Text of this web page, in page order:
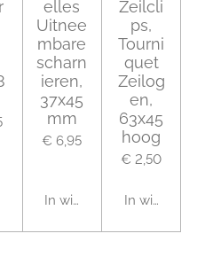
elles
Uitnee
mbare
scharn
ieren,
37x45
mm
€ 6,95
In winkelwagen
Zeilcli
ps,
Tourni
quet
Zeilog
en,
63x45
hoog
€ 2,50
In winkelwagen